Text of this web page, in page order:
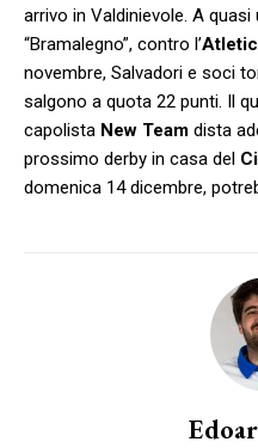
arrivo in Valdinievole. A
“Bramalegno”, contro l’
novembre, Salvadori e soci
salgono a quota 22 punti. Il
capolista New Team dista
prossimo derby in casa del
domenica 14 dicembre,